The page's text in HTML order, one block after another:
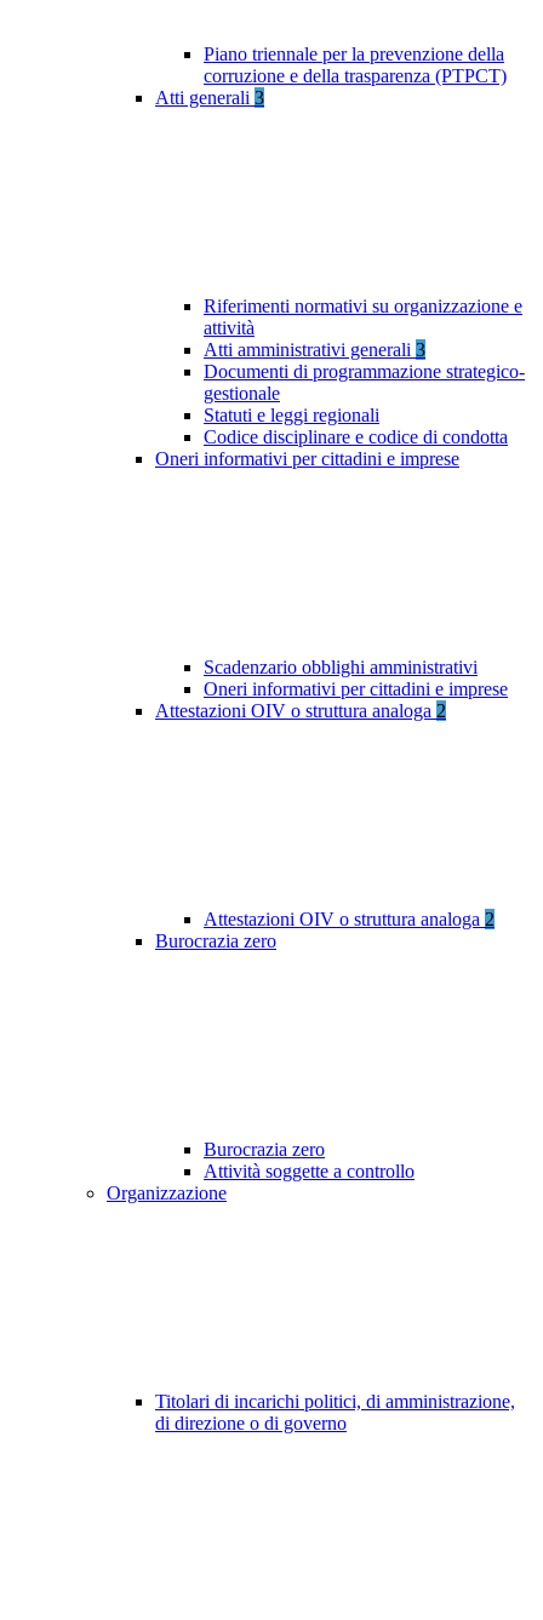
Piano triennale per la prevenzione della
corruzione e della trasparenza (PTPCT)
Atti generali 3
Riferimenti normativi su organizzazione e
attività
Atti amministrativi generali 3
Documenti di programmazione strategico-
gestionale
Statuti e leggi regionali
Codice disciplinare e codice di condotta
Oneri informativi per cittadini e imprese
Scadenzario obblighi amministrativi
Oneri informativi per cittadini e imprese
Attestazioni OIV o struttura analoga 2
Attestazioni OIV o struttura analoga 2
Burocrazia zero
Burocrazia zero
Attività soggette a controllo
Organizzazione
Titolari di incarichi politici, di amministrazione,
di direzione o di governo